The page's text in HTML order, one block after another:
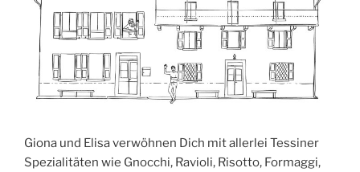
Giona und Elisa verwöhnen Dich mit allerlei Tessiner
Spezialitäten wie Gnocchi, Ravioli, Risotto, Formaggi,